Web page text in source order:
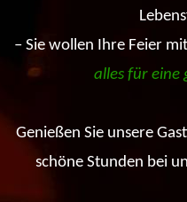
– Sie wollen Ihre Feier
alles für eine
Genießen Sie unsere
schöne Stunden bei